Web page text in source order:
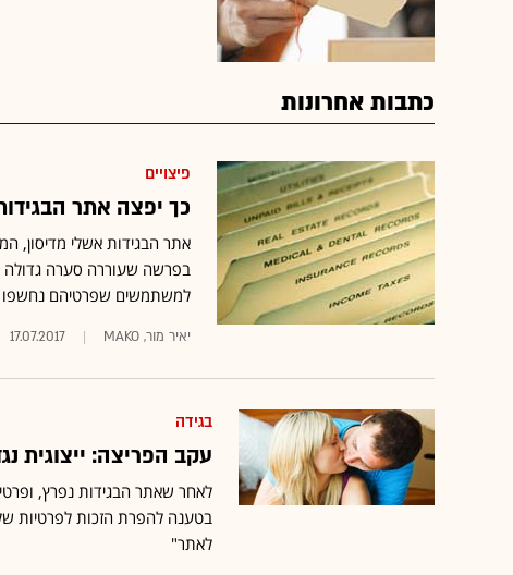
כתבות אחרונות
פיצויים
כך יפצה אתר
אתר הבגידות אשלי מדיסון,
בפרשה שעוררה סערה גדולה
למשתמשים שפרטיהם נחשפו
יאיר מור, MAKO 17.07.2017
בגידה
עקב הפריצה: ייצוגית נגד
לאחר שאתר הבגידות נפרץ,
בטענה להפרת הזכות לפרטיות
לאתר"